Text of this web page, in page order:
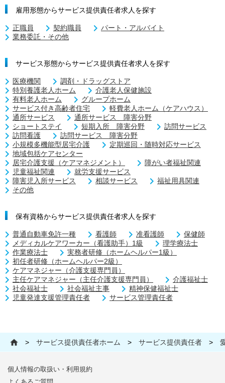
雇用形態からサービス提供責任者求人を探す
正職員 契約職員
パート・アルバイト
業務委託・その他
サービス形態からサービス提供責任者求人を探す
医療機関
調剤・ドラッグストア
特別養護老人ホーム
介護老人保健施設
有料老人ホーム
グループホーム
サービス付き高齢者住宅
軽費老人ホーム（ケアハウス）
通所サービス
通所サービス 障害分野
ショートステイ
短期入所 障害分野
訪問サービス
訪問看護
訪問サービス 障害分野
小規模多機能型居宅介護
定期巡回・随時対応サービス
地域包括ケアセンター
居宅介護支援（ケアマネジメント）
障がい者福祉関連
児童福祉関連
就労支援サービス
障害児入所サービス
相談サービス
福祉用具関連
その他
保有資格からサービス提供責任者求人を探す
普通自動車免許一種 看護師 准看護師
保健師
メディカルケアワーカー（看護助手）1級
理学療法士
作業療法士
実務者研修（ホームヘルパー1級）
初任者研修（ホームヘルパー2級）
ケアマネジャー（介護支援専門員）
主任ケアマネジャー（主任介護支援専門員）
介護福祉士
社会福祉士
社会福祉主事
精神保健福祉士
児童発達支援管理責任者
サービス管理責任者
> サービス提供責任者ホーム > サービス提供責任者 >
個人情報の取扱い・利用規約